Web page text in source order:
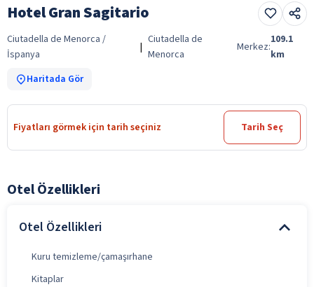
Hotel Gran Sagitario
Ciutadella de Menorca /
İspanya
|
Ciutadella de
Menorca
Merkez:
109.1
km
Haritada Gör
Fiyatları görmek için tarih seçiniz Tarih Seç
Otel Özellikleri
Otel Özellikleri
Kuru temizleme/çamaşırhane
Kitaplar